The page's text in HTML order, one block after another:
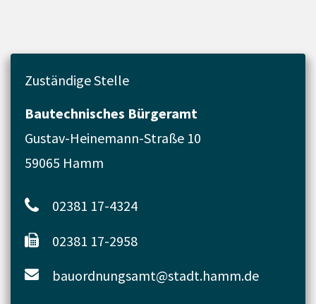
Zuständige Stelle
Bautechnisches Bürgeramt
Gustav-Heinemann-Straße 10
59065 Hamm
02381 17-4324
02381 17-2958
bauordnungsamt@stadt.hamm.de